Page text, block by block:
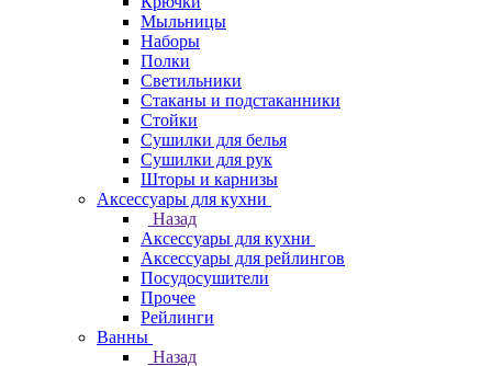
Мыльницы
Наборы
Полки
Светильники
Стаканы и подстаканники
Стойки
Сушилки для белья
Сушилки для рук
Шторы и карнизы
Аксессуары для кухни
Назад
Аксессуары для кухни
Аксессуары для рейлингов
Посудосушители
Прочее
Рейлинги
Ванны
Назад